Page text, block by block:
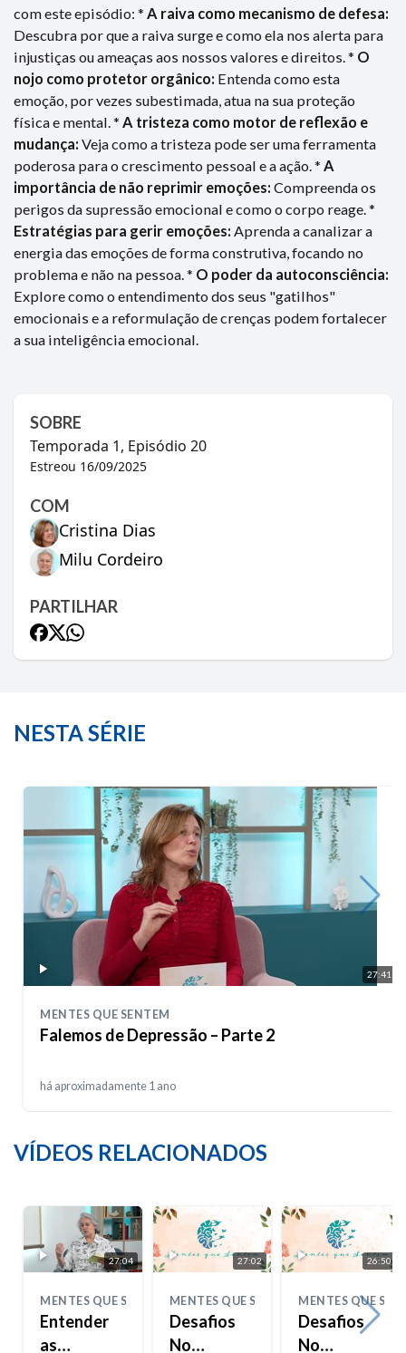
com este episódio: * A raiva como mecanismo de defesa:
Descubra por que a raiva surge e como ela nos alerta para
injustiças ou ameaças aos nossos valores e direitos. * O
nojo como protetor orgânico: Entenda como esta
emoção, por vezes subestimada, atua na sua proteção
física e mental. * A tristeza como motor de reflexão e
mudança: Veja como a tristeza pode ser uma ferramenta
poderosa para o crescimento pessoal e a ação. * A
importância de não reprimir emoções: Compreenda os
perigos da supressão emocional e como o corpo reage. *
Estratégias para gerir emoções: Aprenda a canalizar a
energia das emoções de forma construtiva, focando no
problema e não na pessoa. * O poder da autoconsciência:
Explore como o entendimento dos seus "gatilhos"
emocionais e a reformulação de crenças podem fortalecer
a sua inteligência emocional.
SOBRE
Temporada 1, Episódio 20
Estreou 16/09/2025
COM
Cristina Dias
Milu Cordeiro
PARTILHAR
NESTA SÉRIE
27:41
MENTES QUE SENTEM
Falemos de Depressão – Parte 2
há aproximadamente 1 ano
VÍDEOS RELACIONADOS
27:04
MENTES QUE SENTEM
Entender
as
27:02
MENTES QUE SENTEM
Desafios
No
26:50
MENTES QUE
Desafios
No